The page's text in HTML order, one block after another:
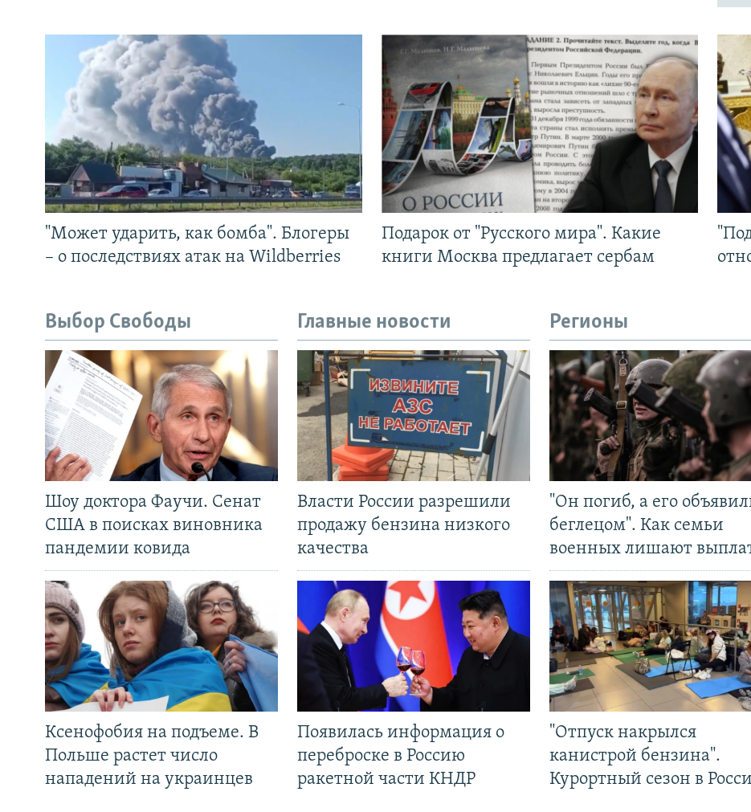
"Может ударить, как бомба". Блогеры
– о последствиях атак на Wildberries
Подарок от "Русского мира". Какие
книги Москва предлагает сербам
Выбор Свободы
Шоу доктора Фаучи. Сенат
США в поисках виновника
пандемии ковида
Ксенофобия на подъеме. В
Польше растет число
нападений на украинцев
Главные новости
Власти России разрешили
продажу бензина низкого
качества
Появилась информация о
переброске в Россию
ракетной части КНДР
Регионы
"Он погиб, а его
беглецом". Как семьи
военных лишают
"Отпуск накрылся
канистрой бензина".
Курортный сезон в